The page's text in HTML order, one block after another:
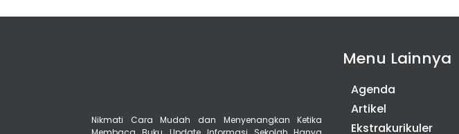
Nikmati Cara Mudah dan Menyenangkan Ketika
Menu Lainnya
Agenda
Artikel
Ekstrakurikuler